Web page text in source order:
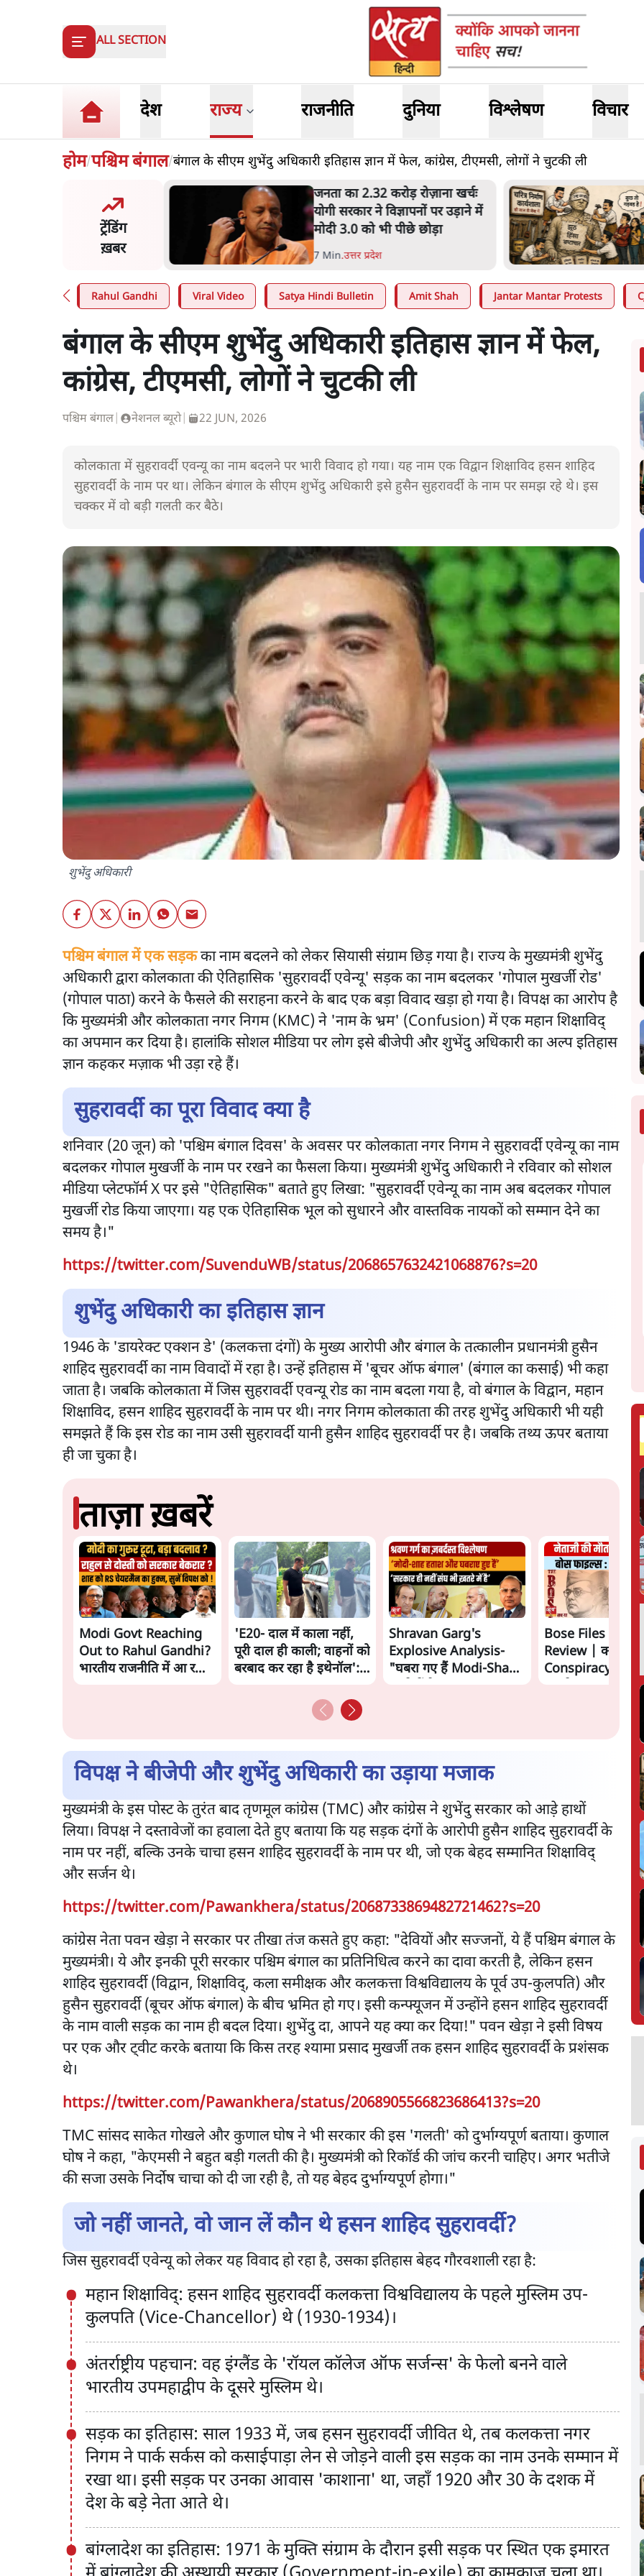
ALL SECTION
देश राज्य राजनीति दुनिया विश्लेषण विचार
होम/पश्चिम बंगाल/बंगाल के सीएम शुभेंदु अधिकारी इतिहास ज्ञान में फेल, कांग्रेस, टीएमसी, लोगों ने चुटकी ली
ट्रेंडिंग
ख़बर
जनता का 2.32 करोड़ रोज़ाना खर्चः
योगी सरकार ने विज्ञापनों पर उड़ाने में
मोदी 3.0 को भी पीछे छोड़ा
7 Min.उत्तर प्रदेश
जारी
11
Rahul Gandhi Viral Video Satya Hindi Bulletin Amit Shah Jantar Mantar Protests
बंगाल के सीएम शुभेंदु अधिकारी इतिहास ज्ञान में फेल,
कांग्रेस, टीएमसी, लोगों ने चुटकी ली
पश्चिम बंगाल नेशनल ब्यूरो| 22 JUN, 2026
कोलकाता में सुहरावर्दी एवन्यू का नाम बदलने पर भारी विवाद हो गया। यह नाम एक विद्वान शिक्षाविद हसन शाहिद
सुहरावर्दी के नाम पर था। लेकिन बंगाल के सीएम शुभेंदु अधिकारी इसे हुसैन सुहरावर्दी के नाम पर समझ रहे थे। इस
चक्कर में वो बड़ी गलती कर बैठे।
शुभेंदु अधिकारी
पश्चिम बंगाल में एक सड़कका नाम बदलने को लेकर सियासी संग्राम छिड़ गया है। राज्य के मुख्यमंत्री शुभेंदु
अधिकारी द्वारा कोलकाता की ऐतिहासिक 'सुहरावर्दी एवेन्यू' सड़क का नाम बदलकर 'गोपाल मुखर्जी रोड'
(गोपाल पाठा) करने के फैसले की सराहना करने के बाद एक बड़ा विवाद खड़ा हो गया है। विपक्ष का आरोप है
कि मुख्यमंत्री और कोलकाता नगर निगम (KMC) ने 'नाम के भ्रम' (Confusion) में एक महान शिक्षाविद्
का अपमान कर दिया है। हालांकि सोशल मीडिया पर लोग इसे बीजेपी और शुभेंदु अधिकारी का अल्प इतिहास
ज्ञान कहकर मज़ाक भी उड़ा रहे हैं।
सुहरावर्दी का पूरा विवाद क्या है
शनिवार (20 जून) को 'पश्चिम बंगाल दिवस' के अवसर पर कोलकाता नगर निगम ने सुहरावर्दी एवेन्यू का नाम
बदलकर गोपाल मुखर्जी के नाम पर रखने का फैसला किया। मुख्यमंत्री शुभेंदु अधिकारी ने रविवार को सोशल
मीडिया प्लेटफॉर्म X पर इसे "ऐतिहासिक" बताते हुए लिखा: "सुहरावर्दी एवेन्यू का नाम अब बदलकर गोपाल
मुखर्जी रोड किया जाएगा। यह एक ऐतिहासिक भूल को सुधारने और वास्तविक नायकों को सम्मान देने का
समय है।"
https://twitter.com/SuvenduWB/status/2068657632421068876?s=20
शुभेंदु अधिकारी का इतिहास ज्ञान
1946 के 'डायरेक्ट एक्शन डे' (कलकत्ता दंगों) के मुख्य आरोपी और बंगाल के तत्कालीन प्रधानमंत्री हुसैन
शाहिद सुहरावर्दी का नाम विवादों में रहा है। उन्हें इतिहास में 'बूचर ऑफ बंगाल' (बंगाल का कसाई) भी कहा
जाता है। जबकि कोलकाता में जिस सुहरावर्दी एवन्यू रोड का नाम बदला गया है, वो बंगाल के विद्वान, महान
शिक्षाविद, हसन शाहिद सुहरावर्दी के नाम पर थी। नगर निगम कोलकाता की तरह शुभेंदु अधिकारी भी यही
समझते हैं कि इस रोड का नाम उसी सुहरावर्दी यानी हुसैन शाहिद सुहरावर्दी पर है। जबकि तथ्य ऊपर बताया
ही जा चुका है।
ताज़ा ख़बरें
Modi Govt Reaching
Out to Rahul Gandhi?
भारतीय राजनीति में आ रहा
'E20- दाल में काला नहीं,
पूरी दाल ही काली; वाहनों को
बरबाद कर रहा है इथेनॉल':
Shravan Garg's
Explosive Analysis-
"घबरा गए हैं Modi-Shah,
Bose Files Film
Review | क्या
Conspiracy का
विपक्ष ने बीजेपी और शुभेंदु अधिकारी का उड़ाया मजाक
मुख्यमंत्री के इस पोस्ट के तुरंत बाद तृणमूल कांग्रेस (TMC) और कांग्रेस ने शुभेंदु सरकार को आड़े हाथों
लिया। विपक्ष ने दस्तावेजों का हवाला देते हुए बताया कि यह सड़क दंगों के आरोपी हुसैन शाहिद सुहरावर्दी के
नाम पर नहीं, बल्कि उनके चाचा हसन शाहिद सुहरावर्दी के नाम पर थी, जो एक बेहद सम्मानित शिक्षाविद्
और सर्जन थे।
https://twitter.com/Pawankhera/status/2068733869482721462?s=20
कांग्रेस नेता पवन खेड़ा ने सरकार पर तीखा तंज कसते हुए कहा: "देवियों और सज्जनों, ये हैं पश्चिम बंगाल के
मुख्यमंत्री। ये और इनकी पूरी सरकार पश्चिम बंगाल का प्रतिनिधित्व करने का दावा करती है, लेकिन हसन
शाहिद सुहरावर्दी (विद्वान, शिक्षाविद्, कला समीक्षक और कलकत्ता विश्वविद्यालय के पूर्व उप-कुलपति) और
हुसैन सुहरावर्दी (बूचर ऑफ बंगाल) के बीच भ्रमित हो गए। इसी कन्फ्यूजन में उन्होंने हसन शाहिद सुहरावर्दी
के नाम वाली सड़क का नाम ही बदल दिया। शुभेंदु दा, आपने यह क्या कर दिया!" पवन खेड़ा ने इसी विषय
पर एक और ट्वीट करके बताया कि किस तरह श्यामा प्रसाद मुखर्जी तक हसन शाहिद सुहरावर्दी के प्रशंसक
थे।
https://twitter.com/Pawankhera/status/2068905566823686413?s=20
TMC सांसद साकेत गोखले और कुणाल घोष ने भी सरकार की इस 'गलती' को दुर्भाग्यपूर्ण बताया। कुणाल
घोष ने कहा, "केएमसी ने बहुत बड़ी गलती की है। मुख्यमंत्री को रिकॉर्ड की जांच करनी चाहिए। अगर भतीजे
की सजा उसके निर्दोष चाचा को दी जा रही है, तो यह बेहद दुर्भाग्यपूर्ण होगा।"
जो नहीं जानते, वो जान लें कौन थे हसन शाहिद सुहरावर्दी?
जिस सुहरावर्दी एवेन्यू को लेकर यह विवाद हो रहा है, उसका इतिहास बेहद गौरवशाली रहा है:
महान शिक्षाविद्: हसन शाहिद सुहरावर्दी कलकत्ता विश्वविद्यालय के पहले मुस्लिम उप-
कुलपति (Vice-Chancellor) थे (1930-1934)।
अंतर्राष्ट्रीय पहचान: वह इंग्लैंड के 'रॉयल कॉलेज ऑफ सर्जन्स' के फेलो बनने वाले
भारतीय उपमहाद्वीप के दूसरे मुस्लिम थे।
सड़क का इतिहास: साल 1933 में, जब हसन सुहरावर्दी जीवित थे, तब कलकत्ता नगर
निगम ने पार्क सर्कस को कसाईपाड़ा लेन से जोड़ने वाली इस सड़क का नाम उनके सम्मान में
रखा था। इसी सड़क पर उनका आवास 'काशाना' था, जहाँ 1920 और 30 के दशक में
देश के बड़े नेता आते थे।
बांग्लादेश का इतिहास: 1971 के मुक्ति संग्राम के दौरान इसी सड़क पर स्थित एक इमारत